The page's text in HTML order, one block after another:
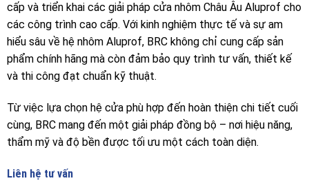
cấp và triển khai các giải pháp cửa nhôm Châu Âu Aluprof cho
các công trình cao cấp. Với kinh nghiệm thực tế và sự am
hiểu sâu về hệ nhôm Aluprof, BRC không chỉ cung cấp sản
phẩm chính hãng mà còn đảm bảo quy trình tư vấn, thiết kế
và thi công đạt chuẩn kỹ thuật.
Từ việc lựa chọn hệ cửa phù hợp đến hoàn thiện chi tiết cuối
cùng, BRC mang đến một giải pháp đồng bộ – nơi hiệu năng,
thẩm mỹ và độ bền được tối ưu một cách toàn diện.
Liên hệ tư vấn